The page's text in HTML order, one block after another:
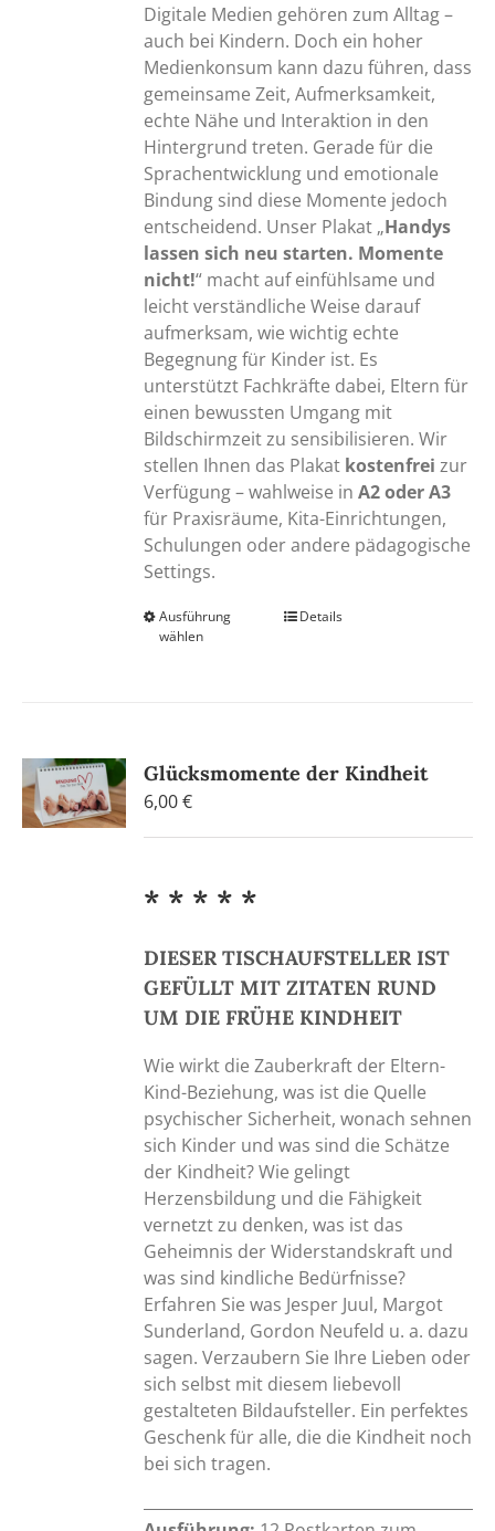
Digitale Medien gehören zum Alltag –
auch bei Kindern. Doch ein hoher
Medienkonsum kann dazu führen, dass
gemeinsame Zeit, Aufmerksamkeit,
echte Nähe und Interaktion in den
Hintergrund treten. Gerade für die
Sprachentwicklung und emotionale
Bindung sind diese Momente jedoch
entscheidend. Unser Plakat „Handys
lassen sich neu starten. Momente
nicht!“ macht auf einfühlsame und
leicht verständliche Weise darauf
aufmerksam, wie wichtig echte
Begegnung für Kinder ist. Es
unterstützt Fachkräfte dabei, Eltern für
einen bewussten Umgang mit
Bildschirmzeit zu sensibilisieren. Wir
stellen Ihnen das Plakat kostenfrei zur
Verfügung – wahlweise inA2 oder A3
für Praxisräume, Kita-Einrichtungen,
Schulungen oder andere pädagogische
Settings.
Ausführung
wählen
Dieses
Die
können
werden
Details
Glücksmomente der Kindheit
6,00€
* * * * *
DIESER TISCHAUFSTELLER IST
GEFÜLLT MIT ZITATEN RUND
UM DIE FRÜHE KINDHEIT
Wie wirkt die Zauberkraft der Eltern-
Kind-Beziehung, was ist die Quelle
psychischer Sicherheit, wonach sehnen
sich Kinder und was sind die Schätze
der Kindheit? Wie gelingt
Herzensbildung und die Fähigkeit
vernetzt zu denken, was ist das
Geheimnis der Widerstandskraft und
was sind kindliche Bedürfnisse?
Erfahren Sie was Jesper Juul, Margot
Sunderland, Gordon Neufeld u. a. dazu
sagen. Verzaubern Sie Ihre Lieben oder
sich selbst mit diesem liebevoll
gestalteten Bildaufsteller. Ein perfektes
Geschenk für alle, die die Kindheit noch
bei sich tragen.